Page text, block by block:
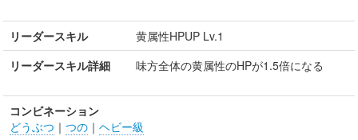
リーダースキル
黄属性HPUP Lv.1
リーダースキル詳細
味方全体の黄属性のHPが1.5倍になる
コンビネーション
どうぶつ ｜ つの ｜ ヘビー級